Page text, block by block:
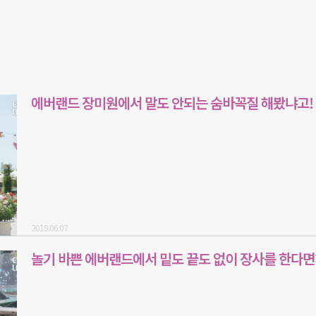
에버랜드 장미원에서 말도 안되는 숨바꼭질 해봤냐고!
2019.06.07
놀기 바쁜 에버랜드에서 밑도 끝도 없이 장사를 한다